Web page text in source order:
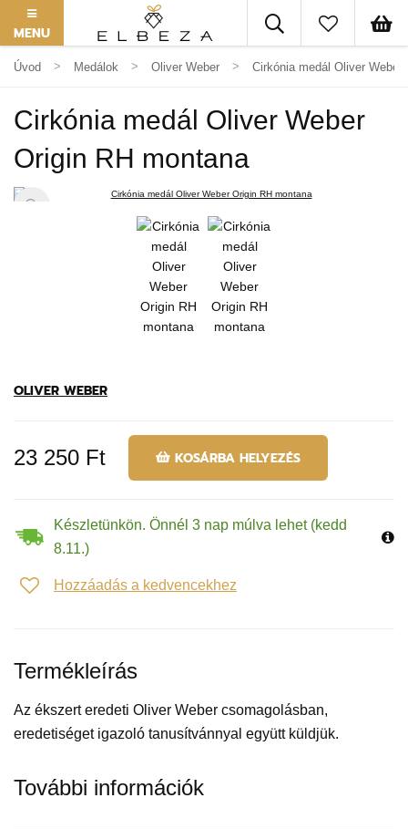
MENU
Úvod Medálok Oliver Weber Cirkónia medál Oliver Weber
Cirkónia medál Oliver Weber
Origin RH montana
OLIVER WEBER
23 250 Ft KOSÁRBA HELYEZÉS
Készletünkön. Önnél 3 nap múlva lehet (kedd
8.11.)
Hozzáadás a kedvencekhez
Termékleírás
Az ékszert eredeti Oliver Weber csomagolásban,
eredetiséget igazoló tanusítvánnyal együtt küldjük.
További információk